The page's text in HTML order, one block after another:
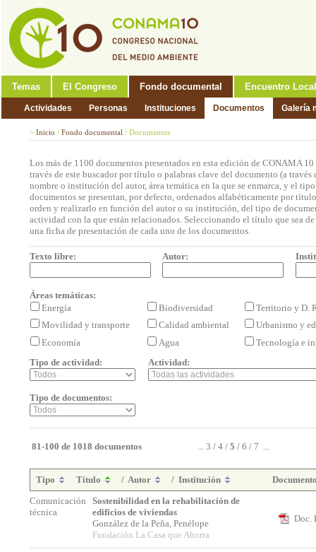
Temas El Congreso Fondo documental Encuentro Local
Actividades Personas Instituciones Documentos Galería
> Inicio / Fondo documental / Documentos
Los más de 1100 documentos presentados en esta edición de CONAMA
través de este buscador por título o palabras clave del documento (a
nombre o institución del autor, área temática en la que se enmarca, y el
documentos se presentan, por defecto, ordenados alfabéticamente por
orden y realizarlo en función del autor o su institución, del tipo de
actividad con la que están relacionados. Seleccionando el título que sea de
una ficha de presentación de cada uno de los documentos.
Texto libre: Autor:
Áreas temáticas:
Energía
Biodiversidad
Territorio y D.
Movilidad y transporte
Calidad ambiental
Urbanismo y
Economía
Agua
Tecnología e
Tipo de actividad:
Actividad:
Tipo de documentos:
81-100 de 1018 documentos ... 3 / 4 / 5 / 6 / 7 ...
Tipo Título / Autor / Institución
Comunicación
técnica
Sostenibilidad en la rehabilitación de
edificios de viviendas
González de la Peña, Penélope
Fundación La Casa que Ahorra
Doc.